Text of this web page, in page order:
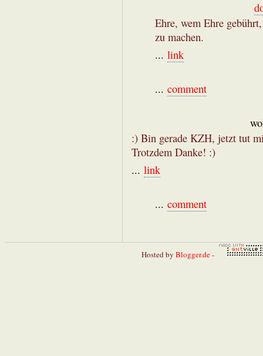
Ehre, wem Ehre
zu machen.
... link
... comment
:) Bin gerade KZH, jetzt tut
Trotzdem Danke! :)
... link
... comment
Hosted by Blogger.de-